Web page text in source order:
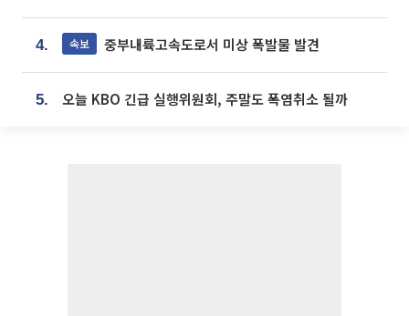
4. 속보 중부내륙고속도로서 미상 폭발물 발견
5. 오늘 KBO 긴급 실행위원회, 주말도 폭염취소 될까